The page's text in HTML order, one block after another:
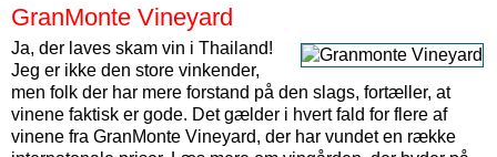
GranMonte Vineyard
Ja, der laves skam vin i Thailand!
Jeg er ikke den store vinkender,
men folk der har mere forstand på den slags, fortæller, at
vinene faktisk er gode. Det gælder i hvert fald for flere af
vinene fra GranMonte Vineyard, der har vundet en række